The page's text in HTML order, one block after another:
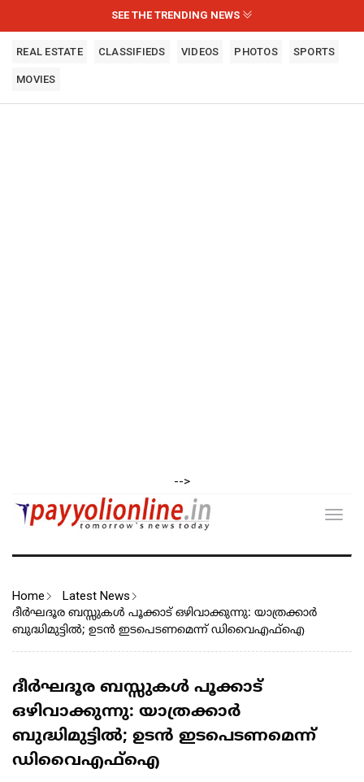
SEE THE TRENDING NEWS
REAL ESTATE CLASSIFIEDS VIDEOS PHOTOS SPORTS
MOVIES
-->
Home Latest News
ദീർഘദൂര ബസ്സുകൾ പൂക്കാട് ഒഴിവാക്കുന്നു: യാത്രക്കാർ
ബുദ്ധിമുട്ടിൽ; ഉടൻ ഇടപെടണമെന്ന് ഡിവൈഎഫ്ഐ
ദീർഘദൂര ബസ്സുകൾ പൂക്കാട്
ഒഴിവാക്കുന്നു: യാത്രക്കാർ
ബുദ്ധിമുട്ടിൽ; ഉടൻ ഇടപെടണമെന്ന്
ഡിവൈഎഫ്ഐ